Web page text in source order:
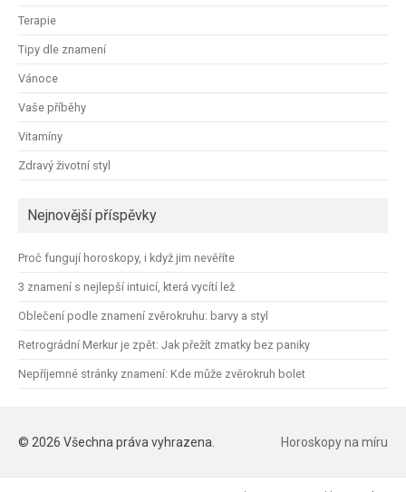
Terapie
Tipy dle znamení
Vánoce
Vaše příběhy
Vitamíny
Zdravý životní styl
Nejnovější příspěvky
Proč fungují horoskopy, i když jim nevěříte
3 znamení s nejlepší intuicí, která vycítí lež
Oblečení podle znamení zvěrokruhu: barvy a styl
Retrográdní Merkur je zpět: Jak přežít zmatky bez paniky
Nepříjemné stránky znamení: Kde může zvěrokruh bolet
© 2026 Všechna práva vyhrazena. Horoskopy na míru